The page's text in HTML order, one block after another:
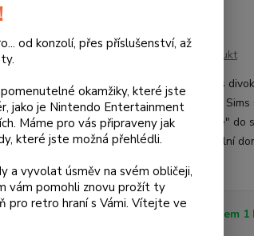
Ohodnotit produkt
Vstupte do přírody a spřátelte se s
unikátním simulátoru ze světa The
lese. Pomocí stylusu přímo "saháte" do
nebo bobry a budujete pro ně ideální
Skladem 1
od konzolí, přes příslušenství, až
okamžiky, které jste
jako je Nintendo Entertainment
Máme pro vás připraveny jak
které jste možná přehlédli.
vyvolat úsměv na svém obličeji,
vám pomohli znovu prožít ty
pro retro hraní s Vámi. Vítejte ve